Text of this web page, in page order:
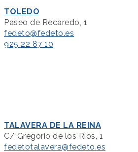
TOLEDO
Paseo de Recaredo, 1
fedeto@fedeto.es
925 22 87 10
TALAVERA DE LA REINA
C/ Gregorio de los Ríos, 1
fedetotalavera@fedeto.es